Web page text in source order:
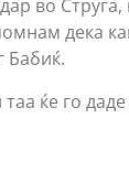
во
дека
Бабиќ.
ќе го даде